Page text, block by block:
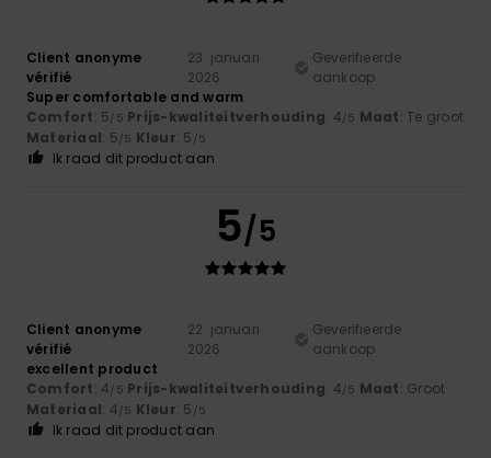
Client anonyme
vérifié
23. januari
2026
Geverifieerde
aankoop
Super comfortable and warm
Comfort: 5/5 Prijs-kwaliteitverhouding: 4/5 Maat: Te groot
Materiaal: 5/5 Kleur: 5 /5
Ik raad dit product aan
5/5
Client anonyme
vérifié
22. januari
2026
Geverifieerde
aankoop
excellent product
Comfort: 4/5 Prijs-kwaliteitverhouding: 4/5 Maat: Groot
Materiaal: 4/5 Kleur: 5 /5
Ik raad dit product aan